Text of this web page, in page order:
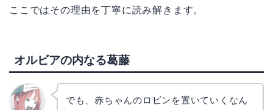
ここではその理由を丁寧に読み解きます。
オルビアの内なる葛藤
でも、赤ちゃんのロビンを置いていくなん